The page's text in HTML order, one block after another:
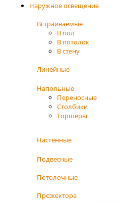
Наружное освещение
Встраиваемые
В пол
В потолок
В стену
Линейные
Напольные
Переносные
Столбики
Торшеры
Настенные
Подвесные
Потолочные
Прожектора